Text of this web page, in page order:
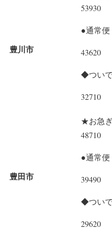
豊川市
53930
●通常便
43620
◆つい
32710
豊田市
★お急
48710
●通常便
39490
◆つい
29620